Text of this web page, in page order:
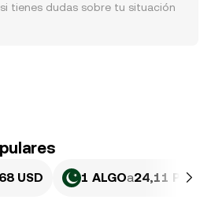
tienes dudas sobre tu situación
USD 1 ALGOa24,11 PKR